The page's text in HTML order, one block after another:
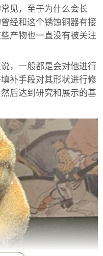
见，至于为什么会长
经和这个锈蚀铜器有接
产物也一直没有被关注
，一般都是会对他进行
补手段对其形状进行修
后达到研究和展示的基